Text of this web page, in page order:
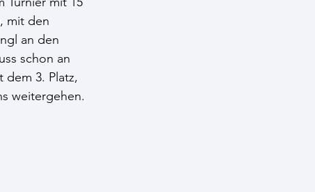
mit den
an den
schon an
dem 3. Platz,
weitergehen.